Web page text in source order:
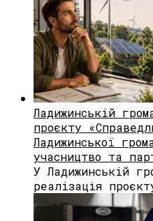
Ладижинській
проєкту
Ладижинської
учасництво та
У Ладижинській
реалізація